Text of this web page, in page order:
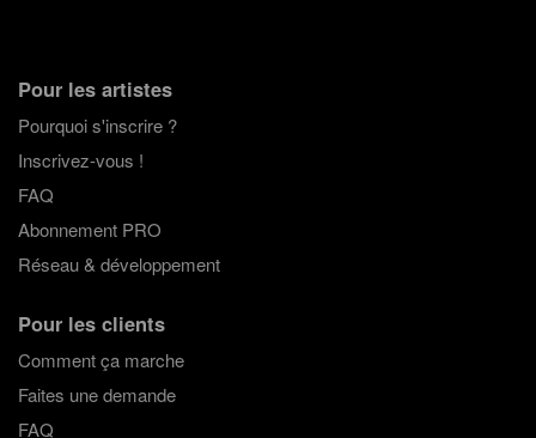
Pour les artistes
Pourquoi s'inscrire ?
Inscrivez-vous !
FAQ
Abonnement PRO
Réseau & développement
Pour les clients
Comment ça marche
Faites une demande
FAQ